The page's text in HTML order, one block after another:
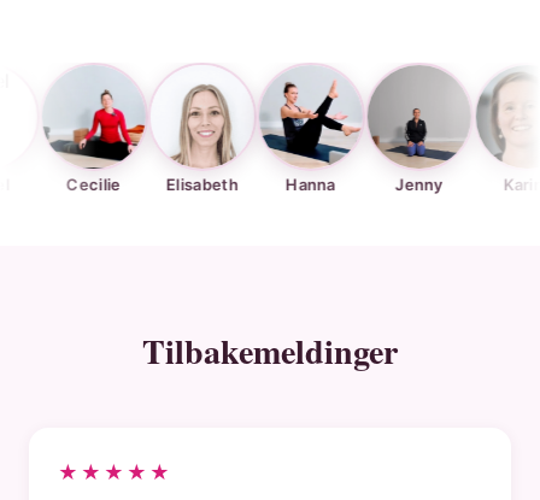
Elisabeth Hanna Jenny Karina
Tilbakemeldinger
★★★★★